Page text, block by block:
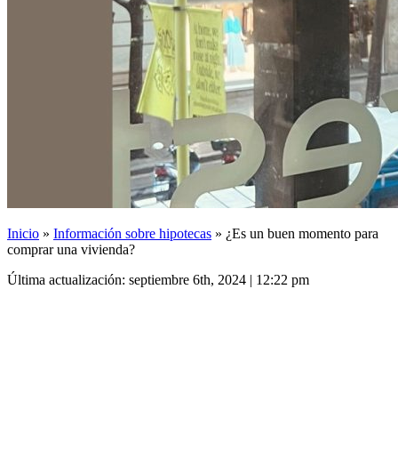
Inicio » Información sobre hipotecas » ¿Es un buen momento para
comprar una vivienda?
Última actualización: septiembre 6th, 2024 | 12:22 pm